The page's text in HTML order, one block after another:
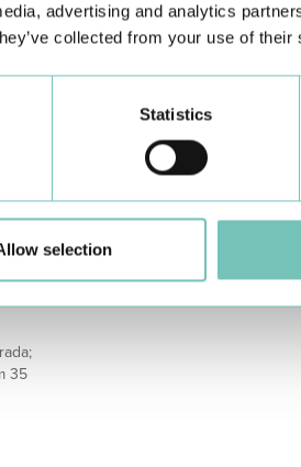
advertising and analytics
collected from your use of their
Statistics
selection
da
35
Academia PNA. Material de estudo para a
Academia PNA. Material de estudo para a
HPA Saúde. “Movimentos fetais”. Disponível
Ministério da Saúde. “Descomplicar a
saude/descomplicar-a-gravidez/movimentos-
UpToDate. “Decreased fetal movement:
https://www.uptodate.com/contents/